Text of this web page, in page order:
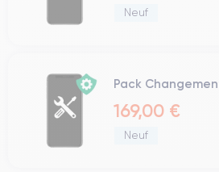
Neuf
Pack
169,00 €
Neuf